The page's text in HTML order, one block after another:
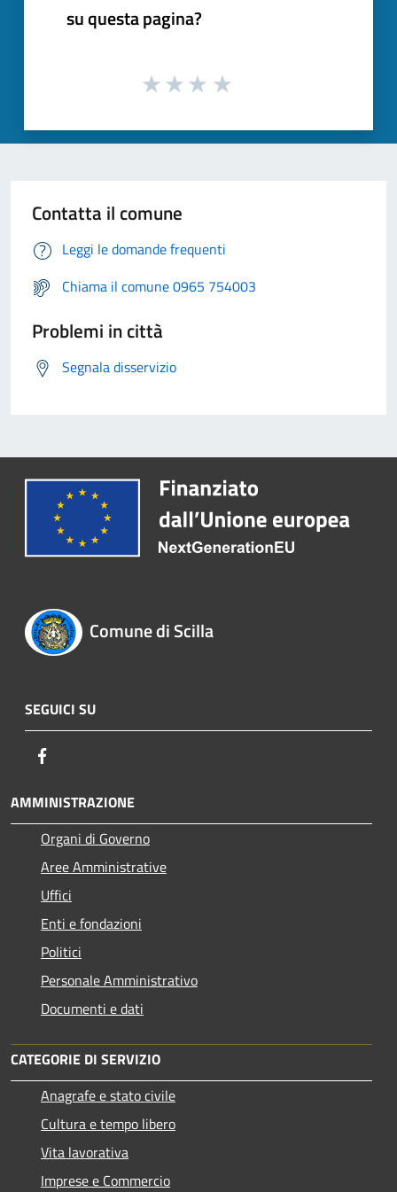
su questa pagina?
Contatta il comune
Leggi le domande frequenti
Chiama il comune 0965 754003
Problemi in città
Segnala disservizio
Comune di Scilla
SEGUICI SU
AMMINISTRAZIONE
Organi di Governo
Aree Amministrative
Uffici
Enti e fondazioni
Politici
Personale Amministrativo
Documenti e dati
CATEGORIE DI SERVIZIO
Anagrafe e stato civile
Cultura e tempo libero
Vita lavorativa
Imprese e Commercio